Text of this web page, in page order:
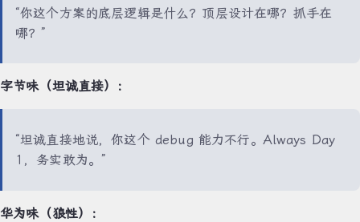
“你这个方案的底层逻辑是什么？顶层设计在哪？抓手在
哪？”
字节味（坦诚直接）：
“坦诚直接地说，你这个 debug 能力不行。Always Day
1，务实敢为。”
华为味（狼性）：